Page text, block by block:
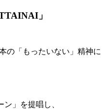
」
の「もったいない」精神に
」を提唱し、